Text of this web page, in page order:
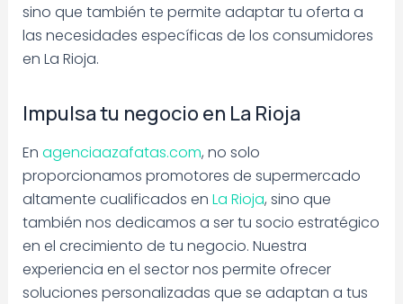
sino que también te permite adaptar tu oferta a
las necesidades específicas de los consumidores
en La Rioja.
Impulsa tu negocio en La Rioja
En agenciaazafatas.com, no solo
proporcionamos promotores de supermercado
altamente cualificados en La Rioja, sino que
también nos dedicamos a ser tu socio estratégico
en el crecimiento de tu negocio. Nuestra
experiencia en el sector nos permite ofrecer
soluciones personalizadas que se adaptan a tus